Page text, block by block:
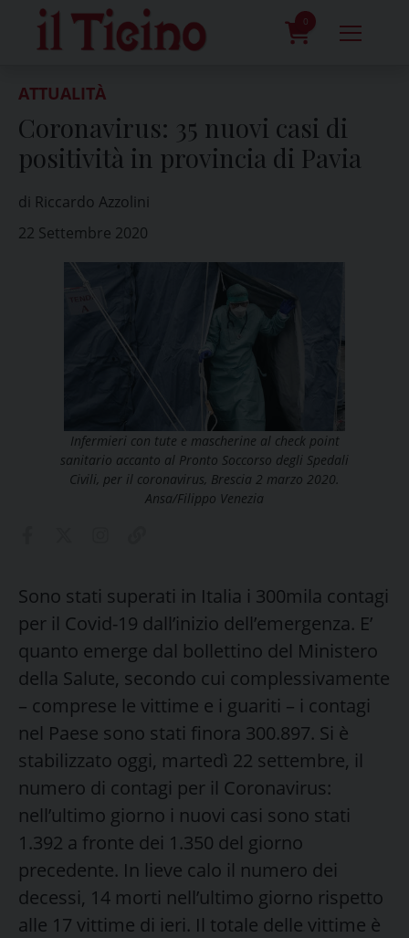
content
0
ATTUALITÀ
Coronavirus: 35 nuovi casi di
positività in provincia di Pavia
di Riccardo Azzolini
22 Settembre 2020
Infermieri con tute e mascherine al check point
sanitario accanto al Pronto Soccorso degli Spedali
Civili, per il coronavirus, Brescia 2 marzo 2020.
Ansa/Filippo Venezia
Sono stati superati in Italia i 300mila contagi
per il Covid-19 dall’inizio dell’emergenza. E’
quanto emerge dal bollettino del Ministero
della Salute, secondo cui complessivamente
– comprese le vittime e i guariti – i contagi
nel Paese sono stati finora 300.897. Si è
stabilizzato oggi, martedì 22 settembre, il
numero di contagi per il Coronavirus:
nell’ultimo giorno i nuovi casi sono stati
1.392 a fronte dei 1.350 del giorno
precedente. In lieve calo il numero dei
decessi, 14 morti nell’ultimo giorno rispetto
alle 17 vittime di ieri. Il totale delle vittime è